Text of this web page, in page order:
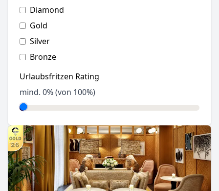
Diamond
Gold
Silver
Bronze
Urlaubsfritzen Rating
mind. 0% (von 100%)